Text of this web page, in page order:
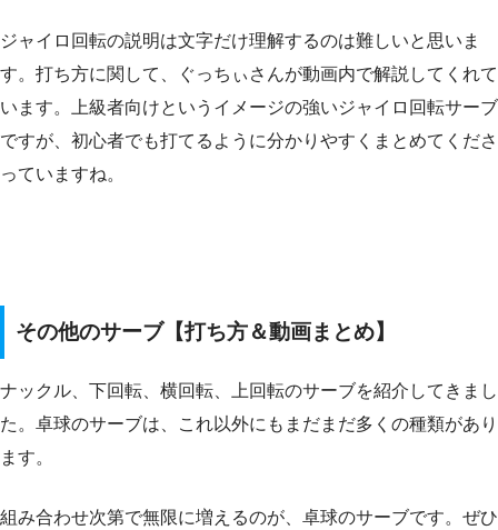
ジャイロ回転の説明は文字だけ理解するのは難しいと思いま
す。打ち方に関して、ぐっちぃさんが動画内で解説してくれて
います。上級者向けというイメージの強いジャイロ回転サーブ
ですが、初心者でも打てるように分かりやすくまとめてくださ
っていますね。
その他のサーブ【打ち方＆動画まとめ】
ナックル、下回転、横回転、上回転のサーブを紹介してきまし
た。卓球のサーブは、これ以外にもまだまだ多くの種類があり
ます。
組み合わせ次第で無限に増えるのが、卓球のサーブです。ぜひ